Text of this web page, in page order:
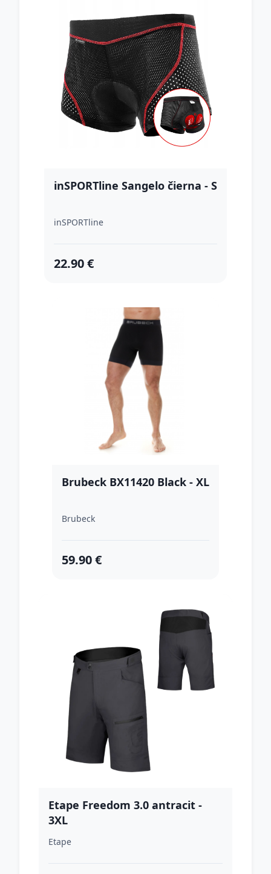
inSPORTline Sangelo čierna - S
inSPORTline
22.90 €
Brubeck BX11420 Black - XL
Brubeck
59.90 €
Etape Freedom 3.0 antracit -
3XL
Etape